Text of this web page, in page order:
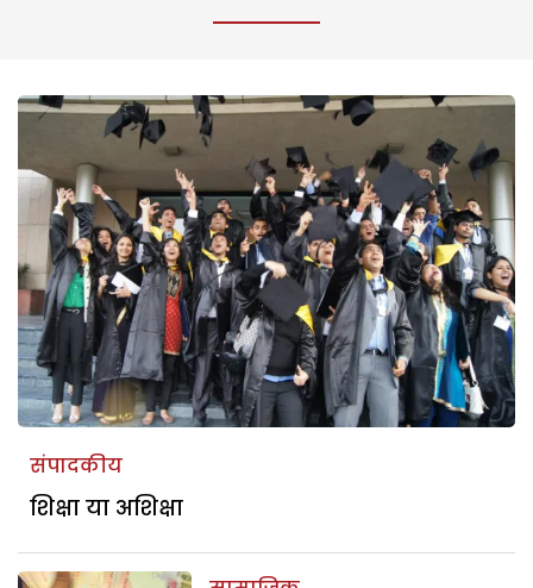
संपादकीय
शिक्षा या अशिक्षा